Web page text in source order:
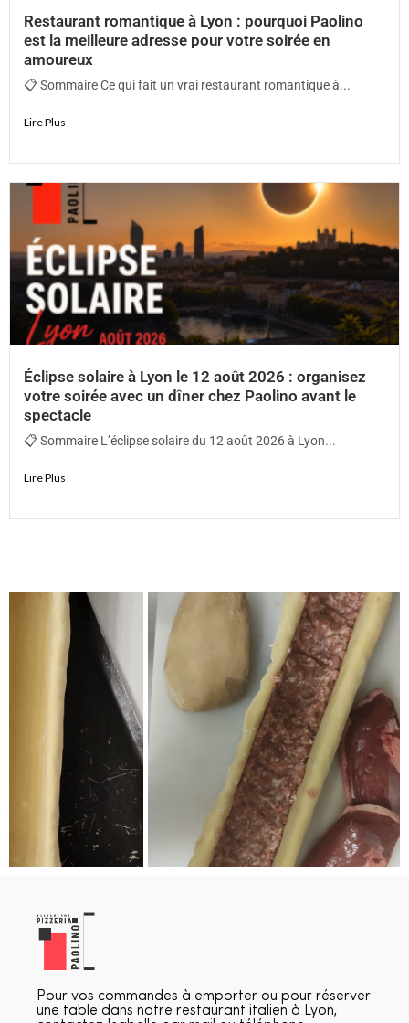
Restaurant romantique à Lyon : pourquoi Paolino
est la meilleure adresse pour votre soirée en
amoureux
📋 Sommaire Ce qui fait un vrai restaurant romantique à...
Lire Plus
Éclipse solaire à Lyon le 12 août 2026 : organisez
votre soirée avec un dîner chez Paolino avant le
spectacle
📋 Sommaire L’éclipse solaire du 12 août 2026 à Lyon...
Lire Plus
Pour vos commandes à emporter ou pour réserver
une table dans notre restaurant italien à Lyon,